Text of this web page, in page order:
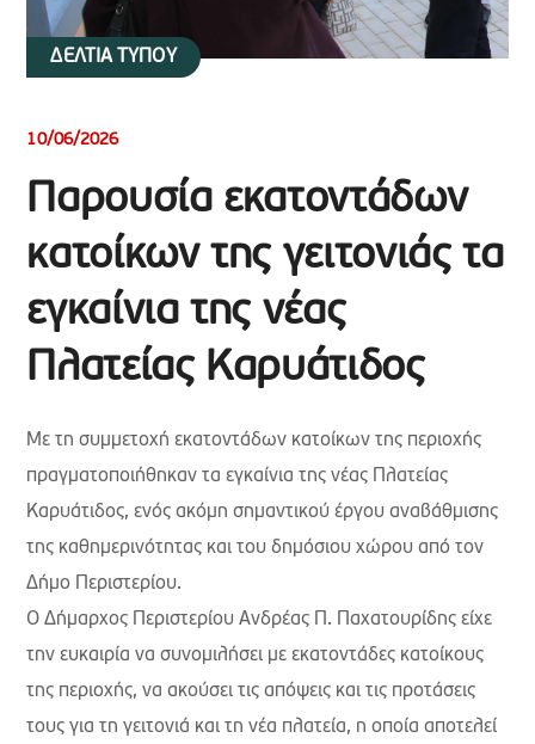
ΔΕΛΤΙΑ ΤΥΠΟΥ
10/06/2026
Παρουσία εκατοντάδων
κατοίκων της γειτονιάς τα
εγκαίνια της νέας
Πλατείας Καρυάτιδος
Με τη συμμετοχή εκατοντάδων κατοίκων της περιοχής
πραγματοποιήθηκαν τα εγκαίνια της νέας Πλατείας
Καρυάτιδος, ενός ακόμη σημαντικού έργου αναβάθμισης
της καθημερινότητας και του δημόσιου χώρου από τον
Δήμο Περιστερίου.
Ο Δήμαρχος Περιστερίου Ανδρέας Π. Παχατουρίδης είχε
την ευκαιρία να συνομιλήσει με εκατοντάδες κατοίκους
της περιοχής, να ακούσει τις απόψεις και τις προτάσεις
τους για τη γειτονιά και τη νέα πλατεία, η οποία αποτελεί